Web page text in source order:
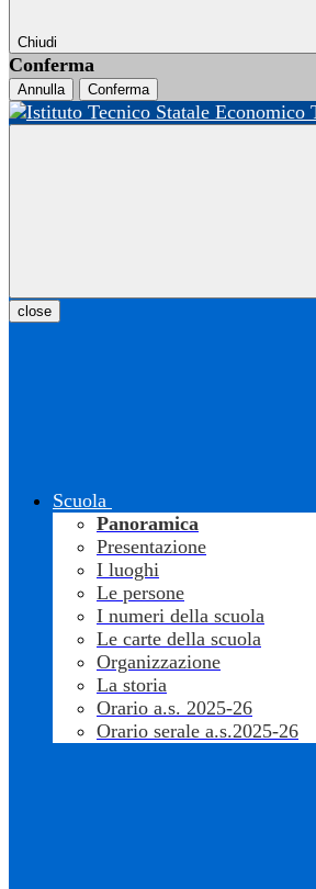
Chiudi
Conferma
Annulla Conferma
close
Scuola
Panoramica
Presentazione
I luoghi
Le persone
I numeri della scuola
Le carte della scuola
Organizzazione
La storia
Orario a.s. 2025-26
Orario serale a.s.2025-26